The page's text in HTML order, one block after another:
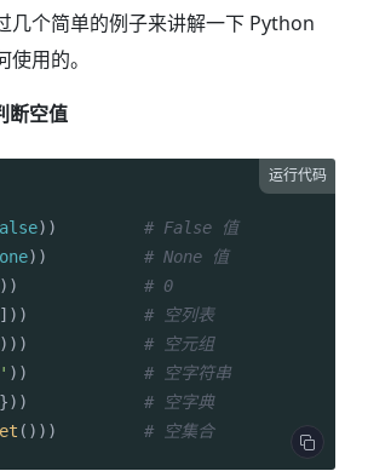
几个简单的例子来讲解一下 Python
用的。
断空值
运行代码
)) # False 值
)) # None 值
)) # 0
# 空列表
# 空元组
)) # 空字符串
# 空字典
())) # 空集合